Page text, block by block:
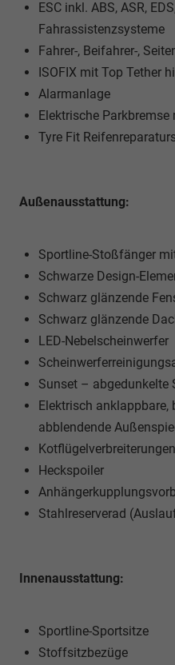
ESC inkl. ABS, ASR,
Fahrassistenzsysteme
Fahrer-, Beifahrer-,
ISOFIX mit Top Tether
Alarmanlage
Elektrische
Tyre Fit
Außenausstattung:
Sportline-Stoßfänger
Schwarze Design-
Schwarz glänzende
Schwarz glänzende
LED-Nebelscheinwerfer
Sunset – abgedunkelte
Elektrisch
abblendende
Kotflügelverbreiterungen
Heckspoiler
Stahlreserverad
Innenausstattung:
Sportline-Sportsitze
Stoffsitzbezüge